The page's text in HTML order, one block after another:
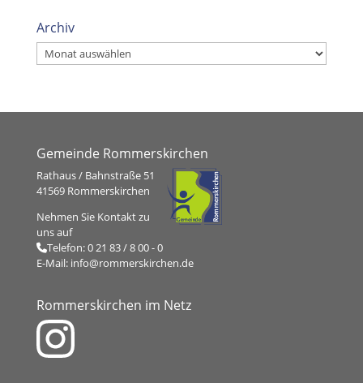
Archiv
Archiv
Gemeinde Rommerskirchen
Rathaus / Bahnstraße 51
41569 Rommerskirchen
Nehmen Sie Kontakt zu
uns auf
Telefon:0 21 83 / 8 00 - 0
E-Mail: info@rommerskirchen.de
Rommerskirchen im Netz